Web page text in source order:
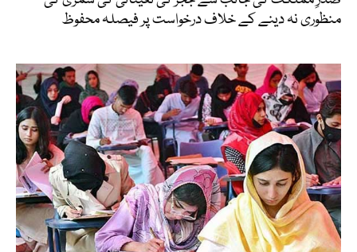
منظوری نہ دینے کے خلاف درخواست پر فیصلہ محفوظ